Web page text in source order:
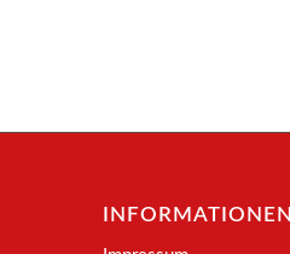
INFORMATIONEN